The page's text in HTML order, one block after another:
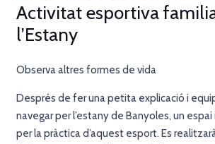
Activitat esportiva
l’Estany
Observa altres formes de vida
Després de fer una petita explicació i
navegar per l’estany de Banyoles, un
per la pràctica d’aquest esport. Es